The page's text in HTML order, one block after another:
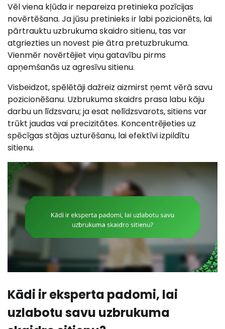
Vēl viena kļūda ir nepareiza pretinieka pozīcijas
novērtēšana. Ja jūsu pretinieks ir labi pozicionēts, lai
pārtrauktu uzbrukuma skaidro sitienu, tas var
atgriezties un novest pie ātra pretuzbrukuma.
Vienmēr novērtējiet viņu gatavību pirms
apņemšanās uz agresīvu sitienu.
Visbeidzot, spēlētāji dažreiz aizmirst ņemt vērā savu
pozicionēšanu. Uzbrukuma skaidrs prasa labu kāju
darbu un līdzsvaru; ja esat nelīdzsvarots, sitiens var
trūkt jaudas vai precizitātes. Koncentrējieties uz
spēcīgas stājas uzturēšanu, lai efektīvi izpildītu
sitienu.
Kādi ir eksperta padomi, lai
uzlabotu savu uzbrukuma